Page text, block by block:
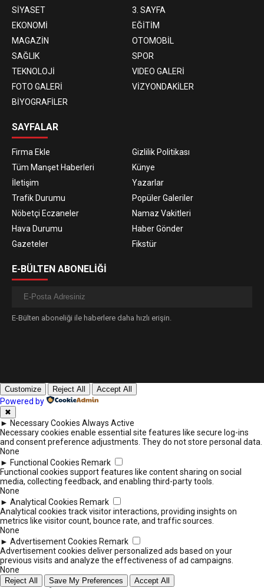
SİYASET
3. SAYFA
EKONOMİ
EĞİTİM
MAGAZİN
OTOMOBİL
SAĞLIK
SPOR
TEKNOLOJİ
VIDEO GALERİ
FOTO GALERİ
VİZYONDAKİLER
BİYOGRAFİLER
SAYFALAR
Firma Ekle
Gizlilik Politikası
Tüm Manşet Haberleri
Künye
İletişim
Yazarlar
Trafik Durumu
Popüler Galeriler
Nöbetçi Eczaneler
Namaz Vakitleri
Hava Durumu
Haber Gönder
Gazeteler
Fikstür
E-BÜLTEN ABONELİĞİ
E-Bülten aboneliği ile haberlere daha hızlı erişin.
Customize Reject All Accept All
Powered by
✖
► Necessary Cookies Always Active
Necessary cookies enable essential site features like secure log-ins
and consent preference adjustments. They do not store personal data.
None
► Functional Cookies Remark
Functional cookies support features like content sharing on social
media, collecting feedback, and enabling third-party tools.
None
► Analytical Cookies Remark
Analytical cookies track visitor interactions, providing insights on
metrics like visitor count, bounce rate, and traffic sources.
None
► Advertisement Cookies Remark
Advertisement cookies deliver personalized ads based on your
previous visits and analyze the effectiveness of ad campaigns.
None
Reject All Save My Preferences Accept All